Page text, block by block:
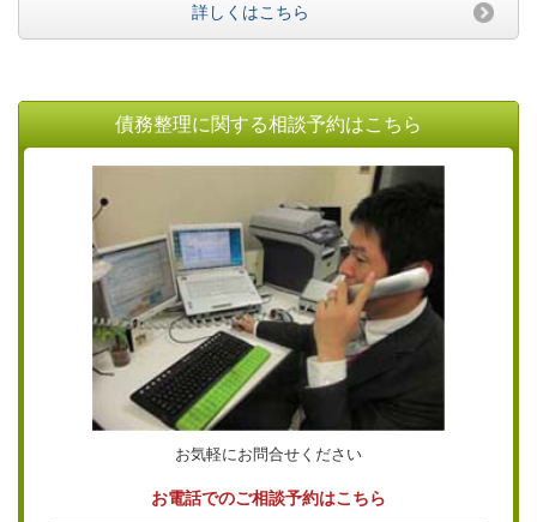
詳しくはこちら
債務整理に関する相談予約はこちら
お気軽にお問合せください
お電話でのご相談予約はこちら